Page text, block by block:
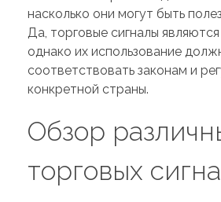
насколько они могут быть
Да, торговые сигналы являются
однако их использование
соответствовать законам и
конкретной страны.
Обзор
торговых